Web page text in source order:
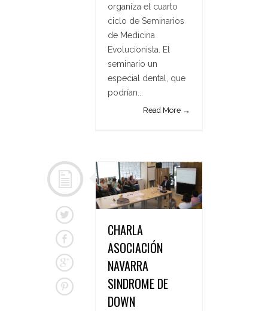
organiza el cuarto
ciclo de Seminarios
de Medicina
Evolucionista. El
seminario un
especial dental, que
podrían...
Read More →
CHARLA
ASOCIACIÓN
NAVARRA
SINDROME DE
DOWN